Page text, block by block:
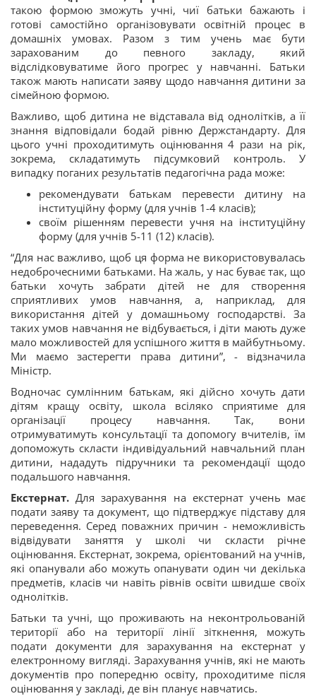
такою формою зможуть учні, чиї батьки бажають і
готові самостійно організовувати освітній процес в
домашніх умовах. Разом з тим учень має бути
зарахованим до певного закладу, який
відслідковуватиме його прогрес у навчанні. Батьки
також мають написати заяву щодо навчання дитини за
сімейною формою.
Важливо, щоб дитина не відставала від однолітків, а її
знання відповідали бодай рівню Держстандарту. Для
цього учні проходитимуть оцінювання 4 рази на рік,
зокрема, складатимуть підсумковий контроль. У
випадку поганих результатів педагогічна рада може:
рекомендувати батькам перевести дитину на
інституційну форму (для учнів 1-4 класів);
своїм рішенням перевести учня на інституційну
форму (для учнів 5-11 (12) класів).
“Для нас важливо, щоб ця форма не використовувалась
недоброчесними батьками. На жаль, у нас буває так, що
батьки хочуть забрати дітей не для створення
сприятливих умов навчання, а, наприклад, для
використання дітей у домашньому господарстві. За
таких умов навчання не відбувається, і діти мають дуже
мало можливостей для успішного життя в майбутньому.
Ми маємо застерегти права дитини”, - відзначила
Міністр.
Водночас сумлінним батькам, які дійсно хочуть дати
дітям кращу освіту, школа всіляко сприятиме для
організації процесу навчання. Так, вони
отримуватимуть консультації та допомогу вчителів, їм
допоможуть скласти індивідуальний навчальний план
дитини, нададуть підручники та рекомендації щодо
подальшого навчання.
Екстернат.Для зарахування на екстернат учень має
подати заяву та документ, що підтверджує підставу для
переведення. Серед поважних причин - неможливість
відвідувати заняття у школі чи скласти річне
оцінювання. Екстернат, зокрема, орієнтований на учнів,
які опанували або можуть опанувати один чи декілька
предметів, класів чи навіть рівнів освіти швидше своїх
однолітків.
Батьки та учні, що проживають на неконтрольованій
території або на території лінії зіткнення, можуть
подати документи для зарахування на екстернат у
електронному вигляді. Зарахування учнів, які не мають
документів про попередню освіту, проходитиме після
оцінювання у закладі, де він планує навчатись.